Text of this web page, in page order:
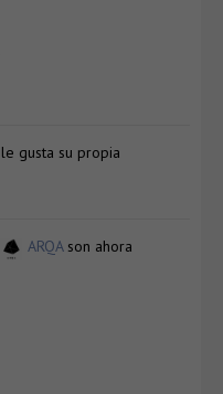
le gusta su propia
ARQAson ahora